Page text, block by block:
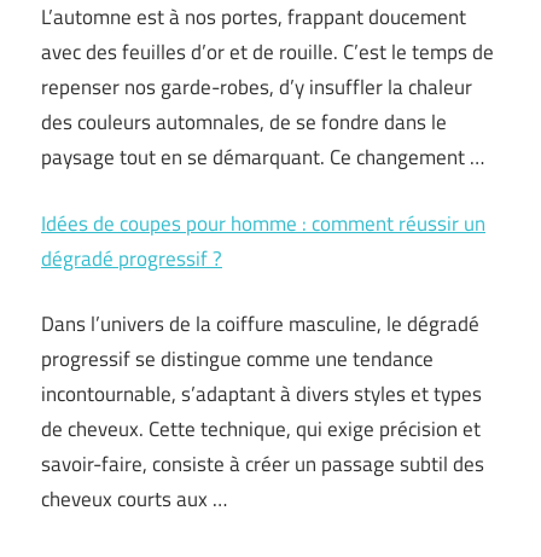
L’automne est à nos portes, frappant doucement
avec des feuilles d’or et de rouille. C’est le temps de
repenser nos garde-robes, d’y insuffler la chaleur
des couleurs automnales, de se fondre dans le
paysage tout en se démarquant. Ce changement …
Idées de coupes pour homme : comment réussir un
dégradé progressif ?
Dans l’univers de la coiffure masculine, le dégradé
progressif se distingue comme une tendance
incontournable, s’adaptant à divers styles et types
de cheveux. Cette technique, qui exige précision et
savoir-faire, consiste à créer un passage subtil des
cheveux courts aux …